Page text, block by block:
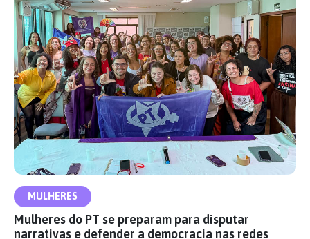
MULHERES
Mulheres do PT se preparam para disputar
narrativas e defender a democracia nas redes